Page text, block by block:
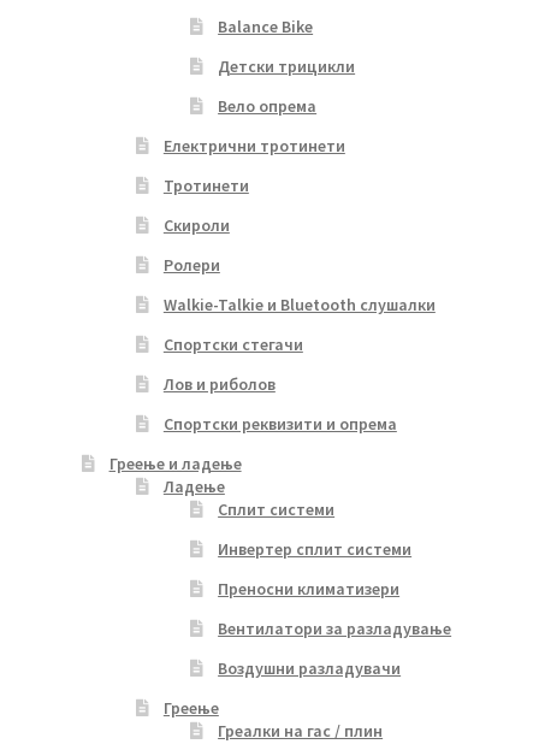
Balance Bike
Детски трицикли
Вело опрема
Електрични тротинети
Тротинети
Скироли
Ролери
Walkie-Talkie и Bluetooth слушалки
Спортски стегачи
Лов и риболов
Спортски реквизити и опрема
Греење и ладење
Ладење
Сплит системи
Инвертер сплит системи
Преносни климатизери
Вентилатори за разладување
Воздушни разладувачи
Греење
Греалки на гас / плин